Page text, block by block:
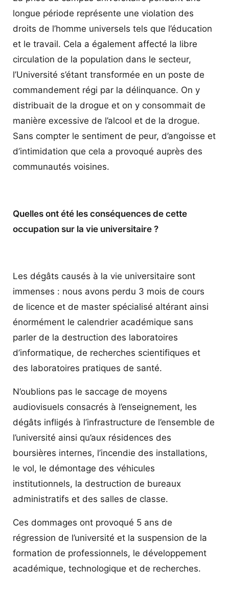
longue période représente une violation des
droits de l’homme universels tels que l’éducation
et le travail. Cela a également affecté la libre
circulation de la population dans le secteur,
l’Université s’étant transformée en un poste de
commandement régi par la délinquance. On y
distribuait de la drogue et on y consommait de
manière excessive de l’alcool et de la drogue.
Sans compter le sentiment de peur, d’angoisse et
d’intimidation que cela a provoqué auprès des
communautés voisines.
Quelles ont été les conséquences de cette
occupation sur la vie universitaire ?
Les dégâts causés à la vie universitaire sont
immenses : nous avons perdu 3 mois de cours
de licence et de master spécialisé altérant ainsi
énormément le calendrier académique sans
parler de la destruction des laboratoires
d’informatique, de recherches scientifiques et
des laboratoires pratiques de santé.
N’oublions pas le saccage de moyens
audiovisuels consacrés à l’enseignement, les
dégâts infligés à l’infrastructure de l’ensemble de
l’université ainsi qu’aux résidences des
boursières internes, l’incendie des installations,
le vol, le démontage des véhicules
institutionnels, la destruction de bureaux
administratifs et des salles de classe.
Ces dommages ont provoqué 5 ans de
régression de l’université et la suspension de la
formation de professionnels, le développement
académique, technologique et de recherches.